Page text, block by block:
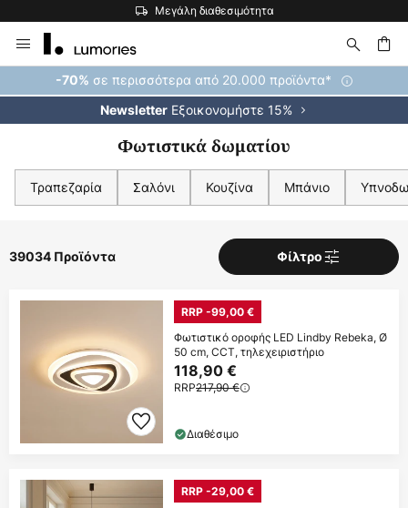
Η μεγαλύτερη επιλογή εμπορικών σημάτων στην Ευρώπη
Μετάβαση
στο
περιεχόμενο
-70% σε περισσότερα από 20.000 προϊόντα*
Newsletter Εξοικονομήστε 15%
Φωτιστικά δωματίου
Τραπεζαρία Σαλόνι Κουζίνα Μπάνιο
39034 Προϊόντα Φίλτρο
RRP -99,00 €
Φωτιστικό οροφής LED Lindby Rebeka, Ø
50 cm, CCT, τηλεχειριστήριο
118,90 €
RRP217,90 €
Διαθέσιμο
RRP -29,00 €